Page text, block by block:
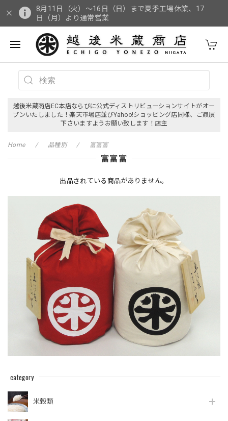
8月11日（火）～16日（日）まで夏季工場休業、17
日（月）より通常営業
越後米蔵商店EC本店ならびに公式ディストリビューションサイトがオー
プンいたしました！楽天市場店並びYahoo!ショッピング店同様、ご贔屓
下さいますようお願い致します！店主
category
米穀類
Home 品種別 富富富
富富富
出品されている商品がありません。